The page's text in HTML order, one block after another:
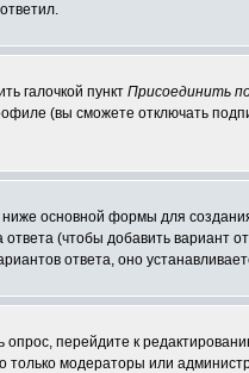
галочкой пункт Присоединить
(вы сможете отключать
ниже основной формы для
(чтобы добавить вариант
ответа, оно
перейдите к
только модераторы или